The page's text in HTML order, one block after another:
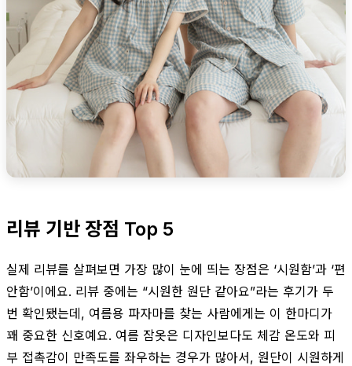
리뷰 기반 장점 Top 5
실제 리뷰를 살펴보면 가장 많이 눈에 띄는 장점은 ‘시원함’과 ‘편
안함’이에요. 리뷰 중에는 “시원한 원단 같아요”라는 후기가 두
번 확인됐는데, 여름용 파자마를 찾는 사람에게는 이 한마디가
꽤 중요한 신호예요. 여름 잠옷은 디자인보다도 체감 온도와 피
부 접촉감이 만족도를 좌우하는 경우가 많아서, 원단이 시원하게